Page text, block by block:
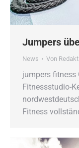
Jumpers
News Von
jumpers fitness
Fitnessstudio-
Fitness